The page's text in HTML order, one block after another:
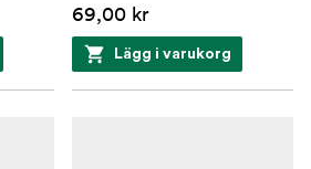
69,00 kr
Lägg i varukorg